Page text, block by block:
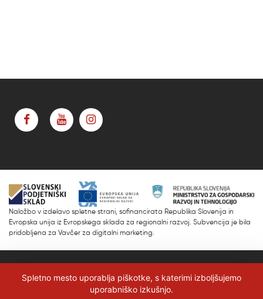
Naložbo v izdelavo spletne strani, sofinancirata Republika Slovenija in
Evropska unija iz Evropskega sklada za regionalni razvoj. Subvencija je bila
pridobljena za Vavčer za digitalni marketing.
Pravno obvestilo in zasebnost
Spletno mesto uporablja piškotke, s katerimi izboljšujemo
uporabniško izkušnjo.